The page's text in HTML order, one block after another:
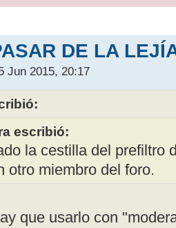
DE LA
Jun 2015, 20:17
escribió:
la cestilla del prefiltro
otro miembro del foro.
que usarlo con